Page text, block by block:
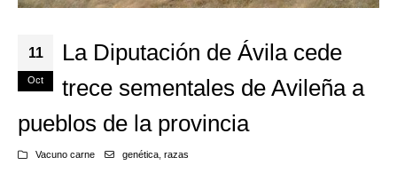
11
Oct
La Diputación de Ávila cede
trece sementales de Avileña a
pueblos de la provincia
Vacuno carne genética, razas